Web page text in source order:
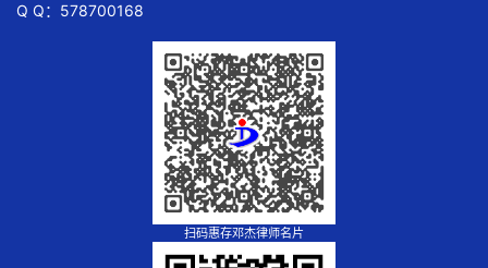
Q Q：578700168
扫码惠存邓杰律师名片